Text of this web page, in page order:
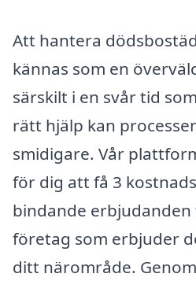
Att hantera
kännas som en
särskilt i en svår tid
rätt hjälp kan
smidigare. Vår
för dig att få 3
bindande
företag som erbjuder
ditt närområde.